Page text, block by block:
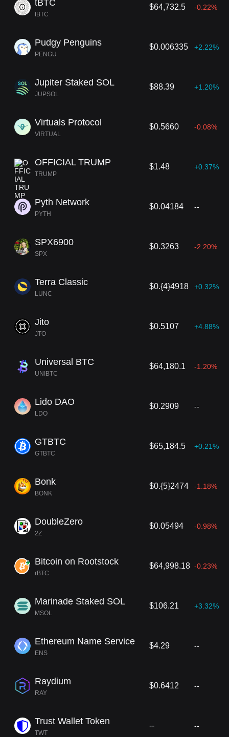
tBTC
tBTC
$64,732.5 -0.22%
Pudgy Penguins
PENGU
$0.006335 +2.22%
Jupiter Staked SOL
JUPSOL
$88.39 +1.20%
Virtuals Protocol
VIRTUAL
$0.5660 -0.08%
OFFICIAL TRUMP
TRUMP
$1.48 +0.37%
Pyth Network
PYTH
$0.04184 --
SPX6900
SPX
$0.3263 -2.20%
Terra Classic
LUNC
$0.{4}4918 +0.32%
Jito
JTO
$0.5107 +4.88%
Universal BTC
UNIBTC
$64,180.1 -1.20%
Lido DAO
LDO
$0.2909 --
GTBTC
GTBTC
$65,184.5 +0.21%
Bonk
BONK
$0.{5}2474 -1.18%
DoubleZero
2Z
$0.05494 -0.98%
Bitcoin on Rootstock
rBTC
$64,998.18 -0.23%
Marinade Staked SOL
MSOL
$106.21 +3.32%
Ethereum Name Service
ENS
$4.29 --
Raydium
RAY
$0.6412 --
Trust Wallet Token
TWT
-- --